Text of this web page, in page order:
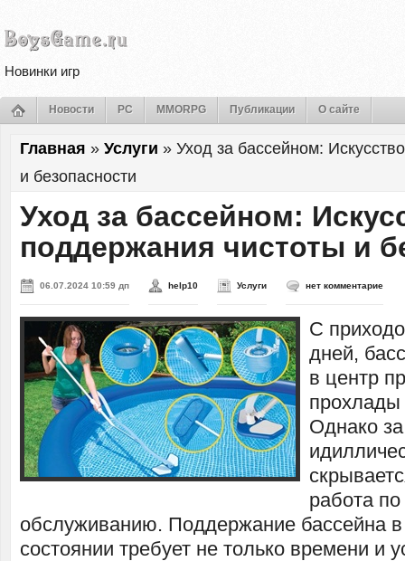
Новинки игр
Новости PC MMORPG Публикации О сайте
Главная » Услуги » Уход за бассейном:
и безопасности
Уход за бассейном:
поддержания чистоты и
06.07.2024 10:59 дп help10 Услуги нет комментарие
С
дней,
в центр
прохлады
Однако
работа по
обслуживанию. Поддержание бассейна
состоянии требует не только времени и